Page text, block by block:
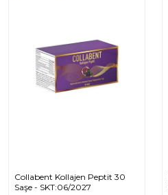
Collabent Kollajen Peptit 30
Saşe - SKT:06/2027